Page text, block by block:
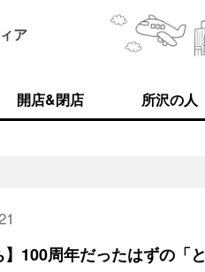
ア
開店&閉店 所沢の人
】100周年だったはずの「